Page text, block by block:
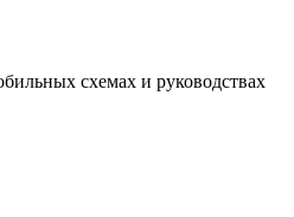
схемах и руководствах